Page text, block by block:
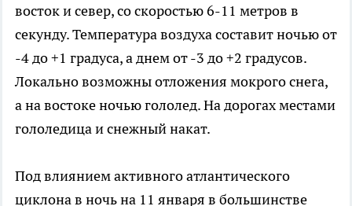
восток и север, со скоростью 6-11 метров в
секунду. Температура воздуха составит ночью от
-4 до +1 градуса, а днем от -3 до +2 градусов.
Локально возможны отложения мокрого снега,
а на востоке ночью гололед. На дорогах местами
гололедица и снежный накат.
Под влиянием активного атлантического
циклона в ночь на 11 января в большинстве